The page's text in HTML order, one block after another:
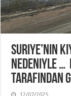
Suriye’nin
Nedeniyle …
Tarafından
12/07/2025